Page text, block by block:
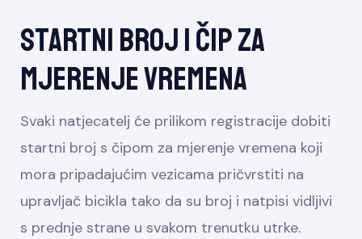
Startni broj i čip za
mjerenje vremena
Svaki natjecatelj će prilikom registracije dobiti
startni broj s čipom za mjerenje vremena koji
mora pripadajućim vezicama pričvrstiti na
upravljač bicikla tako da su broj i natpisi vidljivi
s prednje strane u svakom trenutku utrke.